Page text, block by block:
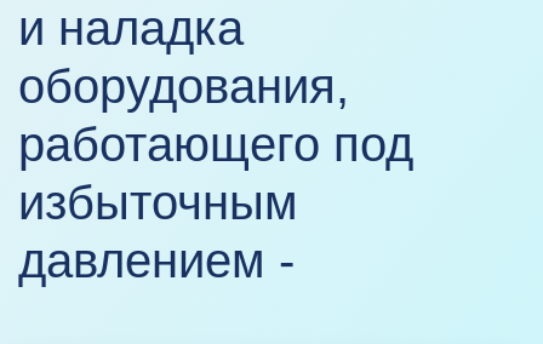
и наладка
оборудования,
работающего под
избыточным
давлением -